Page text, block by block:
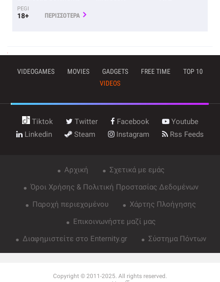
PEGI
18+ ΠΕΡΙΣΣΟΤΕΡΑ
VIDEOGAMES MOVIES GADGETS FREE TIME
TOP 10
VIDEOS
Tiktok Twitter Facebook
Youtube
Linkedin
Steam Instagram Rss Feeds
Αρχική
Σχετικά με εμάς
Όροι Χρήσης & Πολιτική Προστασίας Δεδομένων
Παροχή περιεχομένου
Χάρτης Πλοήγησης
Επικοινωνήστε μαζί μας
Διαφημιστείτε στο Enternity.gr
Σύστημα Πόντων
Copyright © 2011-2025. All rights reserved.